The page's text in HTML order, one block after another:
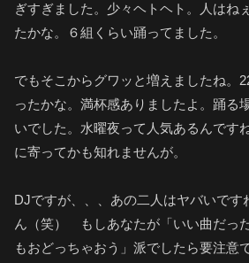
ぎすぎました。少々ヘトヘト。人はね
たかな。６組くらい踊ってました。
でもそこからグワッと増えましたね。
ったかな。満杯感ありましたよ。踊る
いでした。水曜夜って人気あるんです
に寄ってかも知れませんが。
DJですが、、、あの二人はヤバいです
ん（笑） もしあなたが「いい曲だっ
もおどっちゃおう」派でしたら要注意